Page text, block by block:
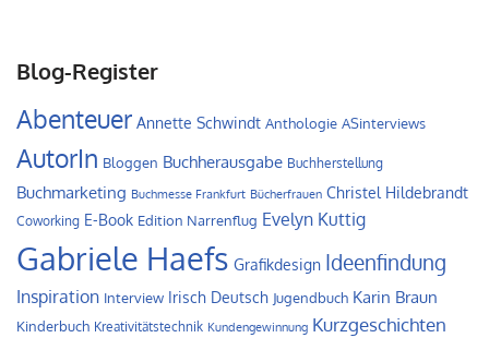
Blog-Register
Abenteuer Annette Schwindt Anthologie ASinterviews
AutorIn Bloggen Buchherausgabe Buchherstellung
Buchmarketing Buchmesse Frankfurt Bücherfrauen Christel Hildebrandt
Coworking E-Book Edition Narrenflug Evelyn Kuttig
Gabriele Haefs Grafikdesign Ideenfindung
Inspiration Interview Irisch Deutsch Jugendbuch Karin Braun
Kinderbuch Kreativitätstechnik Kundengewinnung Kurzgeschichten